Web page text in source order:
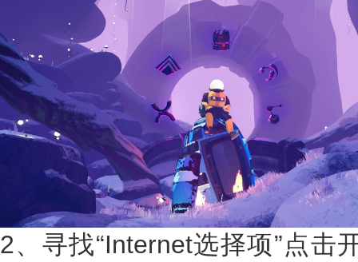
2、寻找“Internet选择项”点击